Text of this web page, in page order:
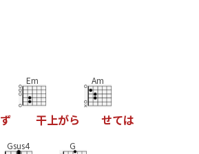
ず
Em
干上がら
Am
せては
Gsus4 G